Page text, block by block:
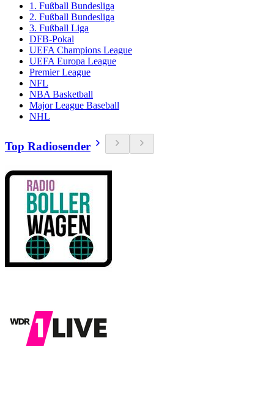
1. Fußball Bundesliga
2. Fußball Bundesliga
3. Fußball Liga
DFB-Pokal
UEFA Champions League
UEFA Europa League
Premier League
NFL
NBA Basketball
Major League Baseball
NHL
Top Radiosender